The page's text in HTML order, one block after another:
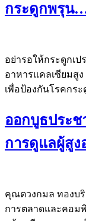
กระดูกพรุน
อย่ารอให้กระดูกเ
อาหารแคลเซียมสู
เพื่อป้องกันโรคกร
ออกบูธประ
การดูแลผู้สูง
คุณตวงกมล ทองบริ
การตลาดและคอม